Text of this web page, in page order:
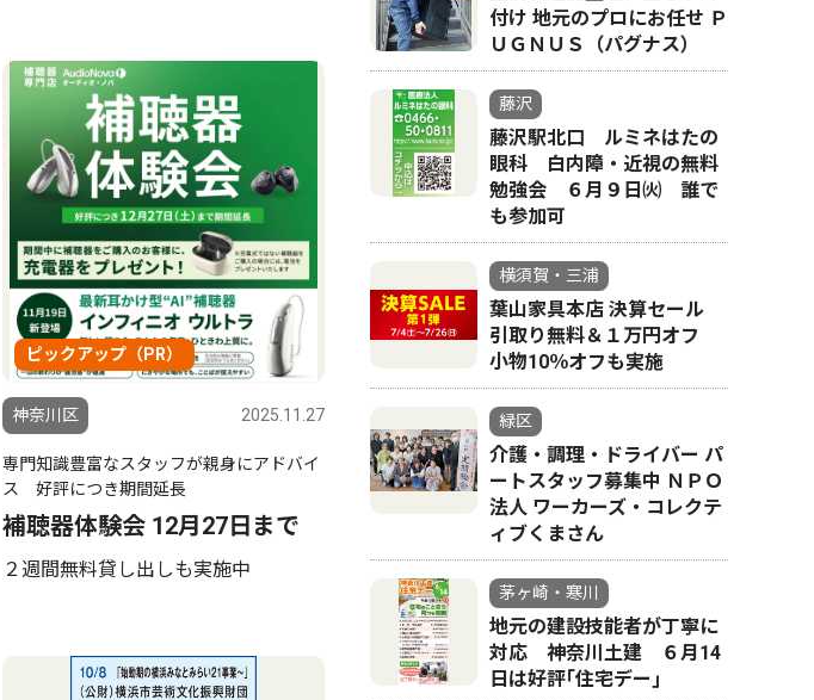
ピックアップ（PR）
神奈川区 2025.11.27
専門知識豊富なスタッフが親身にアドバイ
ス 好評につき期間延長
補聴器体験会 12月27日まで
２週間無料貸し出しも実施中
付け 地元のプロにお任せ Ｐ
ＵＧＮＵＳ（パグナス）
藤沢
藤沢駅北口 ルミネはたの
眼科 白内障・近視の無料
勉強会 ６月９日㈫ 誰で
も参加可
横須賀・三浦
葉山家具本店 決算セール
引取り無料＆１万円オフ
小物10％オフも実施
緑区
介護・調理・ドライバー パ
ートスタッフ募集中 ＮＰＯ
法人 ワーカーズ・コレクテ
ィブくまさん
茅ヶ崎・寒川
地元の建設技能者が丁寧に
対応 神奈川土建 ６月14
日は好評｢住宅デー｣